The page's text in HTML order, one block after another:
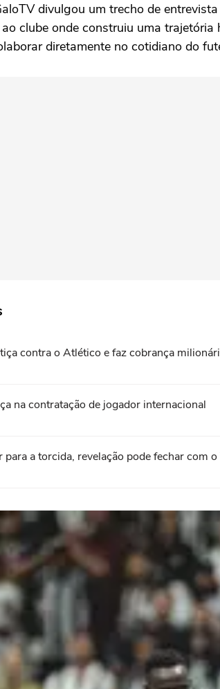
divulgou um trecho de
clube onde construiu uma
diretamente no cotidiano do
contra o Atlético e faz cobrança
na contratação de jogador internacional
para a torcida, revelação pode fechar